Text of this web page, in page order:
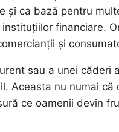
și ca bază pentru
financiare.
și
sau a unei
Aceasta nu numai
ce oamenii devin